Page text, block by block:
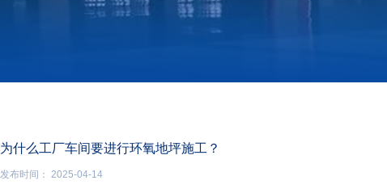
为什么工厂车间要进行环氧地坪施工？
发布时间： 2025-04-14